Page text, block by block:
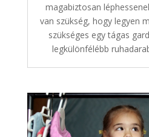
magabiztosan
van szükség, hogy legyen
szükséges egy tágas
legkülönfélébb